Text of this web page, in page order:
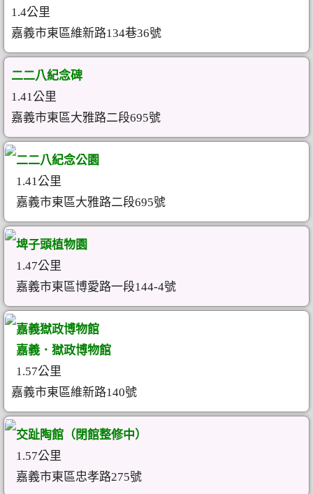
1.4公里
嘉義市東區維新路134巷36號
二二八紀念碑
1.41公里
嘉義市東區大雅路二段695號
二二八紀念公園
1.41公里
嘉義市東區大雅路二段695號
埤子頭植物園
1.47公里
嘉義市東區博愛路一段144-4號
嘉義獄政博物館
嘉義．獄政博物館
1.57公里
嘉義市東區維新路140號
交趾陶館（閉館整修中）
1.57公里
嘉義市東區忠孝路275號